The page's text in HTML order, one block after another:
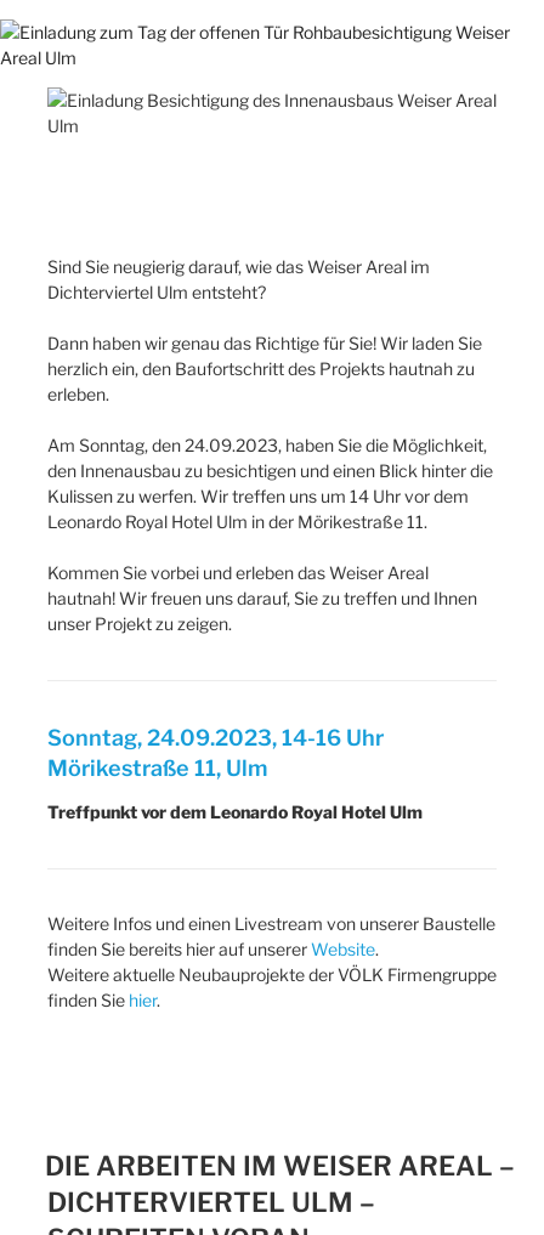
Sind Sie neugierig darauf, wie das Weiser Areal im
Dichterviertel Ulm entsteht?
Dann haben wir genau das Richtige für Sie! Wir laden Sie
herzlich ein, den Baufortschritt des Projekts hautnah zu
erleben.
Am Sonntag, den 24.09.2023, haben Sie die Möglichkeit,
den Innenausbau zu besichtigen und einen Blick hinter die
Kulissen zu werfen. Wir treffen uns um 14 Uhr vor dem
Leonardo Royal Hotel Ulm in der Mörikestraße 11.
Kommen Sie vorbei und erleben das Weiser Areal
hautnah! Wir freuen uns darauf, Sie zu treffen und Ihnen
unser Projekt zu zeigen.
Sonntag, 24.09.2023, 14-16 Uhr
Mörikestraße 11, Ulm
Treffpunkt vor dem Leonardo Royal Hotel Ulm
Weitere Infos und einen Livestream von unserer Baustelle
finden Sie bereits hier auf unsererWebsite.
Weitere aktuelle Neubauprojekte der VÖLK Firmengruppe
finden Sie hier.
DIE ARBEITEN IM WEISER AREAL –
DICHTERVIERTEL ULM –